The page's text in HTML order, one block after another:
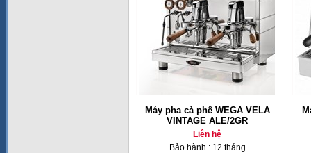
Máy pha cà phê WEGA VELA
VINTAGE ALE/2GR
Liên hệ
Bảo hành : 12 tháng